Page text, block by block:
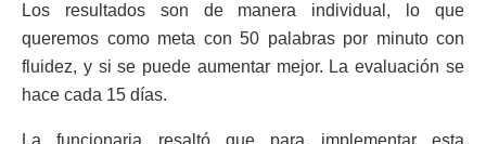
Los resultados son de manera individual, lo que
queremos como meta con 50 palabras por minuto con
fluidez, y si se puede aumentar mejor. La evaluación se
hace cada 15 días.